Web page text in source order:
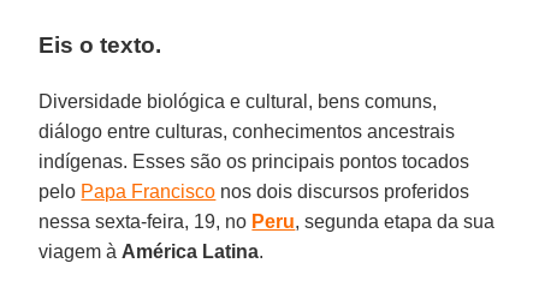
Eis o texto.
Diversidade biológica e cultural, bens comuns,
diálogo entre culturas, conhecimentos ancestrais
indígenas. Esses são os principais pontos tocados
pelo Papa Francisco nos dois discursos proferidos
nessa sexta-feira, 19, no Peru, segunda etapa da sua
viagem à América Latina.